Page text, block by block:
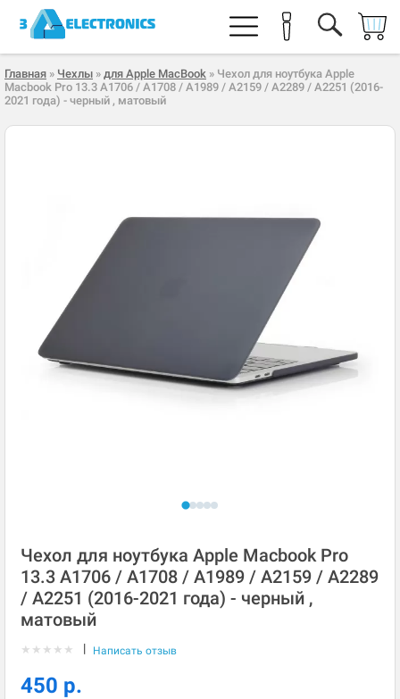
Главная » Чехлы » для Apple MacBook » Чехол для ноутбука Apple
Macbook Pro 13.3 A1706 / A1708 / A1989 / A2159 / A2289 / A2251 (2016-
2021 года) - черный , матовый
Чехол для ноутбука Apple Macbook Pro
13.3 A1706 / A1708 / A1989 / A2159 / A2289
/ A2251 (2016-2021 года) - черный ,
матовый
★ ★ ★ ★ ★ | Написать отзыв
450 р.